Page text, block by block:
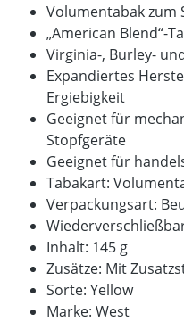
Volumentabak zum
„American Blend“-
Virginia-, Burley-
Expandiertes
Ergiebigkeit
Geeignet für
Stopfgeräte
Geeignet für
Tabakart:
Verpackungsart:
Inhalt: 145 g
Zusätze: Mit
Sorte: Yellow
Marke: West